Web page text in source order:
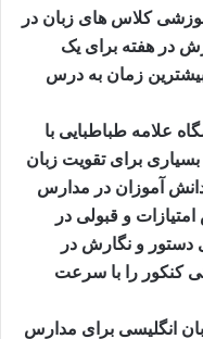
کلاس های زبان در
90 دقیقه آموزش در هفته برای یک
زمان به درس
علامه طباطبایی با
بسیاری برای تقویت زبان
آموزان در مدارس
و قبولی در
دستور و نگارش در
کنکور را با سرعت
انگلیسی برای مدارس